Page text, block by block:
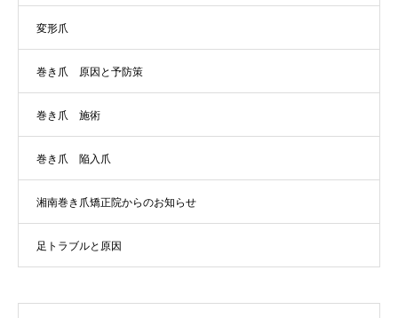
変形爪
巻き爪 原因と予防策
巻き爪 施術
巻き爪 陥入爪
湘南巻き爪矯正院からのお知らせ
足トラブルと原因